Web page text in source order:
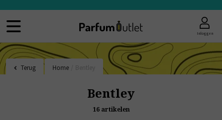
Inloggen
Terug Home
Bentley
16 artikelen